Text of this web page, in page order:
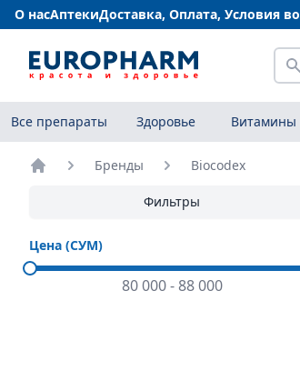
О насАптекиДоставка, Оплата, Условия
Все препараты Здоровье Витамины
Бренды Biocodex
Фильтры
Цена (СУМ)
80 000-88 000